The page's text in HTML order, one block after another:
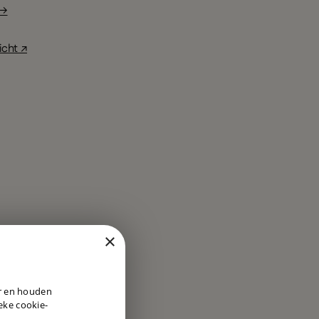
↗
×
en houden
cookie-